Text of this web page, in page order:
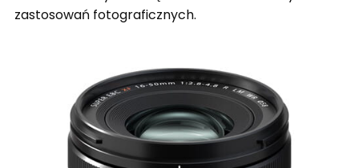
zastosowań fotograficznych.